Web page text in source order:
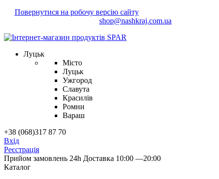
Повернутися на робочу версію сайтуМаєте зауваження?
shop@nashkraj.com.ua
Луцьк
Місто
Луцьк
Ужгород
Славута
Красилів
Ромни
Вараш
+38 (068)317 87 70
Вхід
Реєстрація
Прийом замовлень 24h Доставка 10:00 —20:00
Каталог